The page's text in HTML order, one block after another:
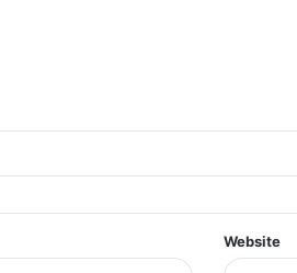
Website